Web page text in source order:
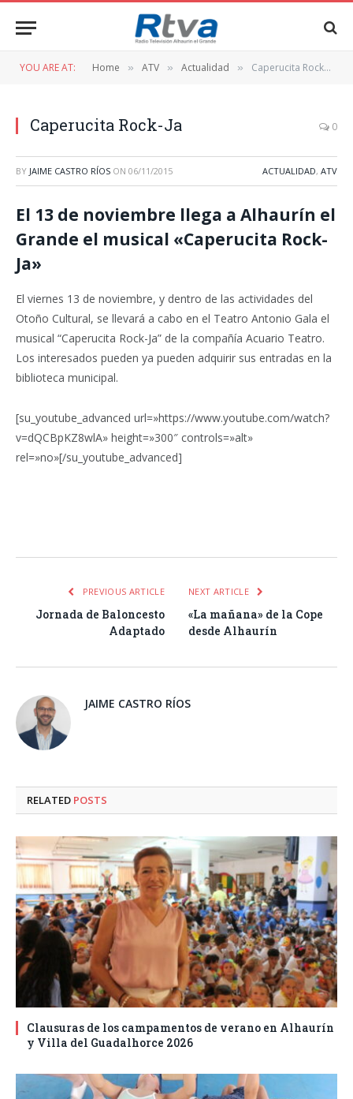
YOU ARE AT: Home » ATV » Actualidad » Caperucita Rock-Ja
Caperucita Rock-Ja 0
BY JAIME CASTRO RÍOS ON 06/11/2015 ACTUALIDAD, ATV
El 13 de noviembre llega a Alhaurín el
Grande el musical «Caperucita Rock-
Ja»
El viernes 13 de noviembre, y dentro de las actividades del
Otoño Cultural, se llevará a cabo en el Teatro Antonio Gala el
musical “Caperucita Rock-Ja” de la compañía Acuario Teatro.
Los interesados pueden ya pueden adquirir sus entradas en la
biblioteca municipal.
[su_youtube_advanced url=»https://www.youtube.com/watch?
v=dQCBpKZ8wlA» height=»300″ controls=»alt»
rel=»no»[/su_youtube_advanced]
PREVIOUS ARTICLE
Jornada de Baloncesto
Adaptado
NEXT ARTICLE
«La mañana» de la Cope
desde Alhaurín
JAIME CASTRO RÍOS
RELATED POSTS
Clausuras de los campamentos de verano en Alhaurín
y Villa del Guadalhorce 2026